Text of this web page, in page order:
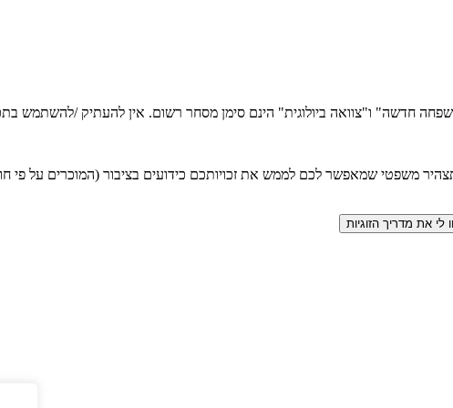
משפחה חדשה" ו"צוואה ביולוגית" הינם סימן מסחר רשום. אין להעתיק /
משפטי שמאפשר לכם לממש את זכויותכם כידועים בציבור (המוכרים על פי